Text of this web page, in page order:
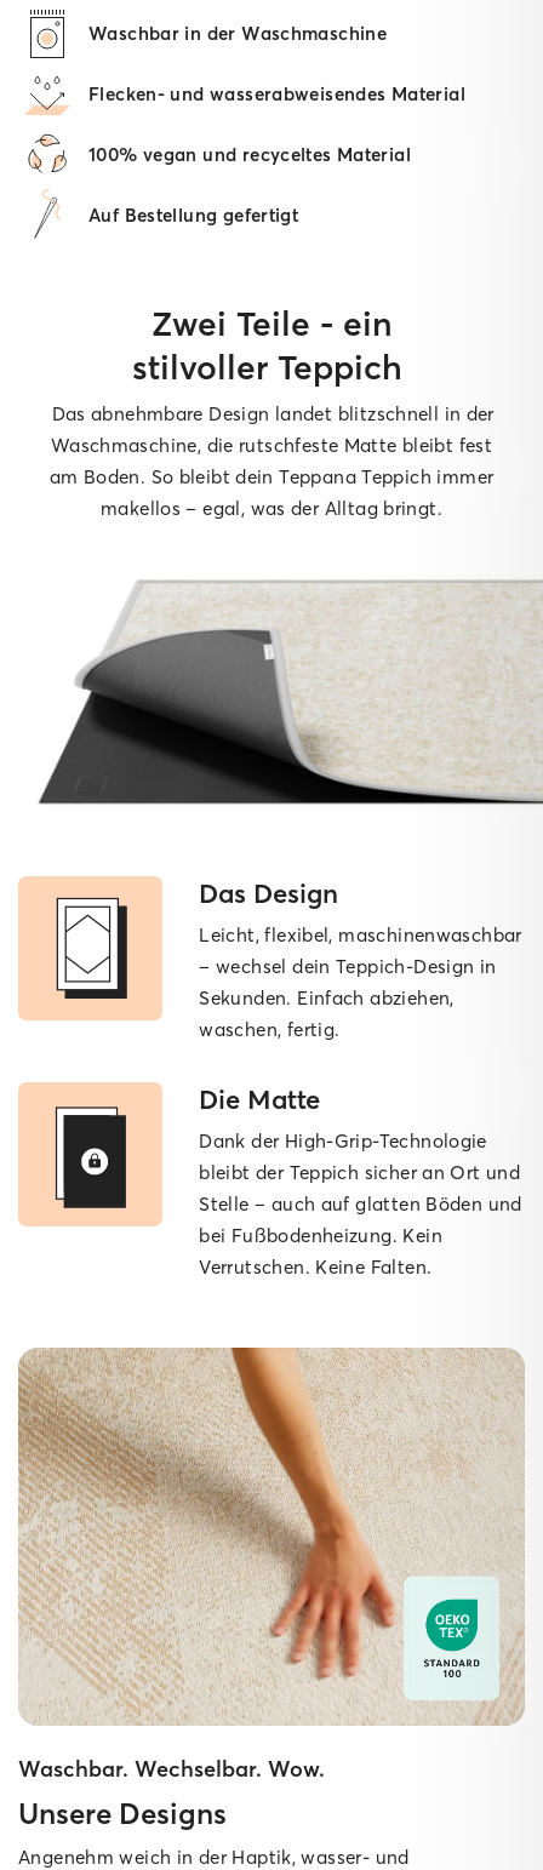
Waschbar in der Waschmaschine
Flecken- und wasserabweisendes Material
100% vegan und recyceltes Material
Auf Bestellung gefertigt
Zwei Teile - ein
stilvoller Teppich
Das abnehmbare Design landet blitzschnell in der
Waschmaschine, die rutschfeste Matte bleibt fest
am Boden. So bleibt dein Teppana Teppich immer
makellos – egal, was der Alltag bringt.
Das Design
Leicht, flexibel, maschinen­waschbar
– wechsel dein Teppich-Design in
Sekunden. Einfach abziehen,
waschen, fertig.
Die Matte
Dank der High-Grip-Technologie
bleibt der Teppich sicher an Ort und
Stelle – auch auf glatten Böden und
bei Fußbodenheizung. Kein
Verrutschen. Keine Falten.
Waschbar. Wechselbar. Wow.
Unsere Designs
Angenehm weich in der Haptik, wasser‑ und